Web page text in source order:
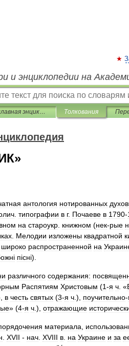
и энциклопедии на
Православная энциклопедия Толкования
антология нотированных
типографии в г. Почаеве в 1790-
на староукр книжном (нек-рые
Мелодии изложены квадратной
широко распространенной на
пiснi).
различного содержания:
Распятиям Христовым (1-я ч . «
в честь святых (3-я ч .), поучительно-
» (4-я ч .), отражающие
материала
XVII - нач XVIII в на Украине и за